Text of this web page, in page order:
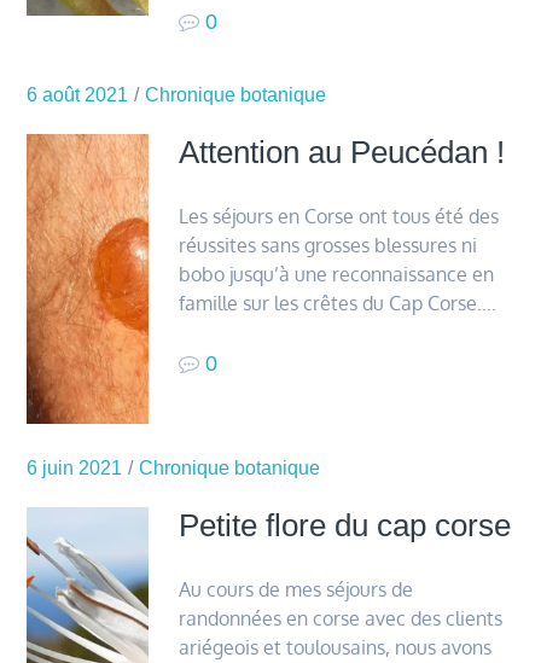
0
6 août 2021 Chronique botanique
Attention au Peucédan !
Les séjours en Corse ont tous été des
réussites sans grosses blessures ni
bobo jusqu’à une reconnaissance en
famille sur les crêtes du Cap Corse….
0
6 juin 2021 Chronique botanique
Petite flore du cap corse
Au cours de mes séjours de
randonnées en corse avec des clients
ariégeois et toulousains, nous avons